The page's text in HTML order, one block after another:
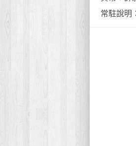
常駐說明